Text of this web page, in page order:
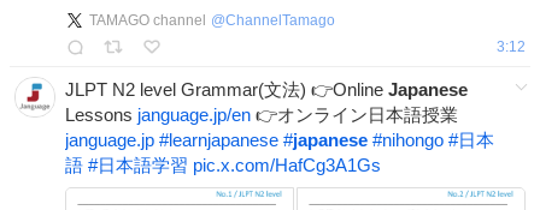
TAMAGO channel @ChannelTamago
3:12
JLPT N2 level Grammar(文法) 👉Online Japanese
Lessons janguage.jp/en 👉オンライン日本語授業
janguage.jp #learnjapanese #japanese #nihongo #日本
語 #日本語学習 pic.x.com/HafCg3A1Gs